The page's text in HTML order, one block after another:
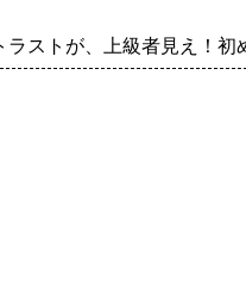
ストが、上級者見え！